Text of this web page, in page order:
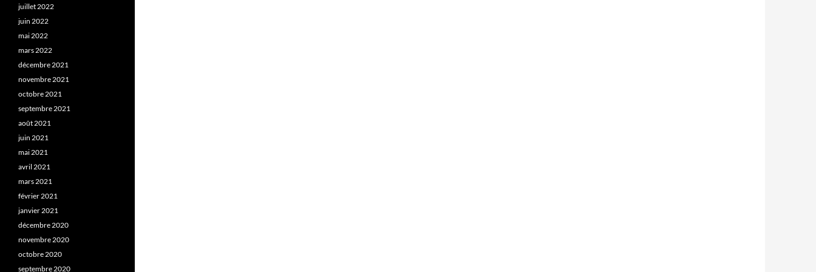
juillet 2022
juin 2022
mai 2022
mars 2022
décembre 2021
novembre 2021
octobre 2021
septembre 2021
août 2021
juin 2021
mai 2021
avril 2021
mars 2021
février 2021
janvier 2021
décembre 2020
novembre 2020
octobre 2020
septembre 2020